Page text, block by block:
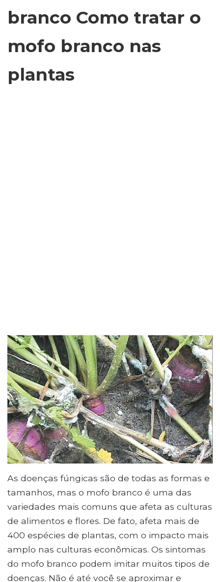
branco Como tratar o
mofo branco nas
plantas
As doenças fúngicas são de todas as formas e
tamanhos, mas o mofo branco é uma das
variedades mais comuns que afeta as culturas
de alimentos e flores. De fato, afeta mais de
400 espécies de plantas, com o impacto mais
amplo nas culturas econômicas. Os sintomas
do mofo branco podem imitar muitos tipos de
doenças. Não é até você se aproximar e